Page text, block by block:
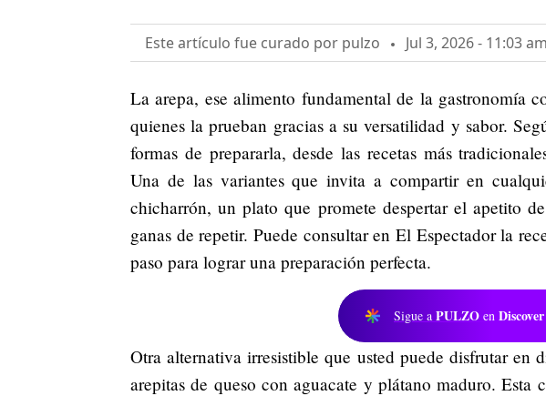
Este artículo fue curado por pulzo Jul 3, 2026 - 11:03 am
La arepa, ese alimento fundamental de la gastronomía
quienes la prueban gracias a su versatilidad y sabor.
formas de prepararla, desde las recetas más
Una de las variantes que invita a compartir en
chicharrón, un plato que promete despertar el apetito
ganas de repetir. Puede consultar en El Espectador la
paso para lograr una preparación perfecta.
Sigue a PULZO en Discover
Otra alternativa irresistible que usted puede disfrutar en
arepitas de queso con aguacate y plátano maduro.